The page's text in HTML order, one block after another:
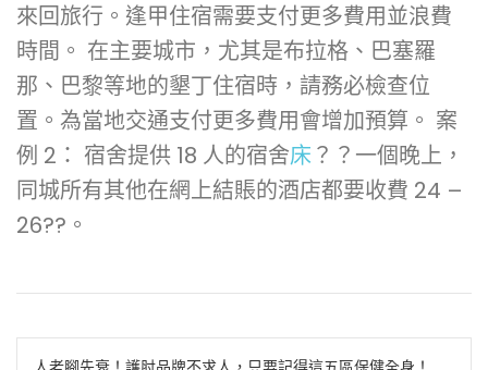
來回旅行。逢甲住宿需要支付更多費用並浪費
時間。 在主要城市，尤其是布拉格、巴塞羅
那、巴黎等地的墾丁住宿時，請務必檢查位
置。為當地交通支付更多費用會增加預算。 案
例 2： 宿舍提供 18 人的宿舍床 ？？一個晚上，
同城所有其他在網上結賬的酒店都要收費 24 –
26??。
文